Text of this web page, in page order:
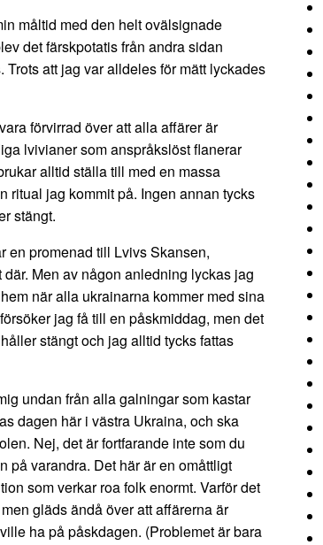
måltid med den helt ovälsignade
det färskpotatis från andra sidan
att jag var alldeles för mätt lyckades
förvirrad över att alla affärer är
lvivianer som anspråkslöst flanerar
alltid ställa till med en massa
ritual jag kommit på. Ingen annan tycks
stängt.
en promenad till Lvivs Skansen,
där. Men av någon anledning lyckas jag
när alla ukrainarna kommer med sina
jag få till en påskmiddag, men det
stängt och jag alltid tycks fattas
undan från alla galningar som kastar
dagen här i västra Ukraina, och ska
Nej, det är fortfarande inte som du
på varandra. Det här är en omåttligt
som verkar roa folk enormt. Varför det
gläds ändå över att affärerna är
ha på påskdagen. (Problemet är bara